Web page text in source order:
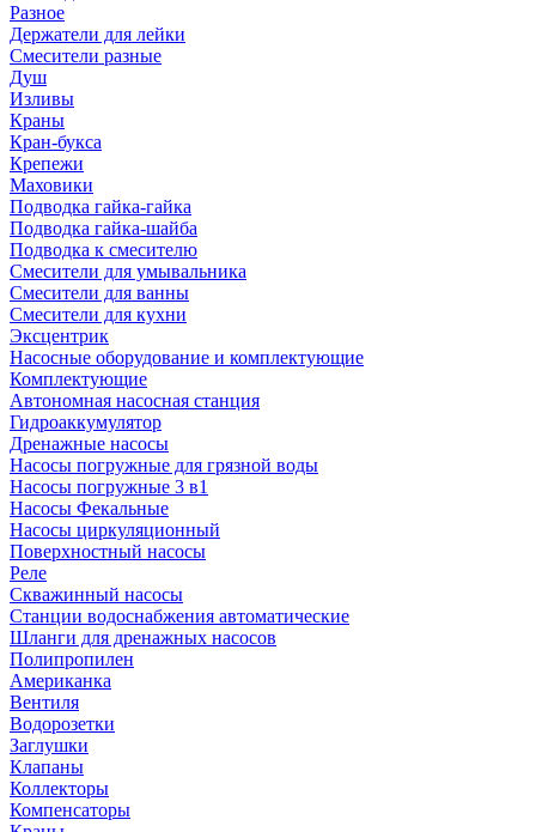
Разное
Держатели для лейки
Смесители разные
Душ
Изливы
Краны
Кран-букса
Крепежи
Маховики
Подводка гайка-гайка
Подводка гайка-шайба
Подводка к смесителю
Смесители для умывальника
Смесители для ванны
Смесители для кухни
Эксцентрик
Насосные оборудование и комплектующие
Комплектующие
Автономная насосная станция
Гидроаккумулятор
Дренажные насосы
Насосы погружные для грязной воды
Насосы погружные 3 в1
Насосы Фекальные
Насосы циркуляционный
Поверхностный насосы
Реле
Скважинный насосы
Станции водоснабжения автоматические
Шланги для дренажных насосов
Полипропилен
Американка
Вентиля
Водорозетки
Заглушки
Клапаны
Коллекторы
Компенсаторы